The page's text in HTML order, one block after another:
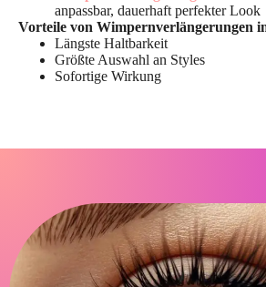
anpassbar, dauerhaft perfekter Look
Vorteile von Wimpernverlängerungen
Längste Haltbarkeit
Größte Auswahl an Styles
Sofortige Wirkung